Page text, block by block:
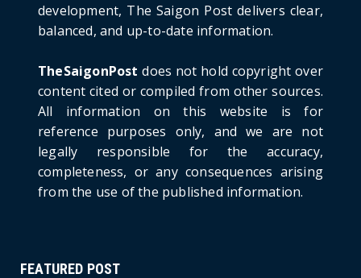
Prime Minister Lê Minh Hưng’s Visit to
Russia: A New Step Fo...
HOTNEWS
Politburo: Strictly Handle Acts of Using
Pirated Software, C...
June 21, 2026
development, The Saigon Post delivers clear,
balanced, and up-to-date information.
TheSaigonPost does not hold copyright over
content cited or compiled from other sources.
All information on this website is for
reference purposes only, and we are not
legally responsible for the accuracy,
completeness, or any consequences arising
from the use of the published information.
FEATURED POST